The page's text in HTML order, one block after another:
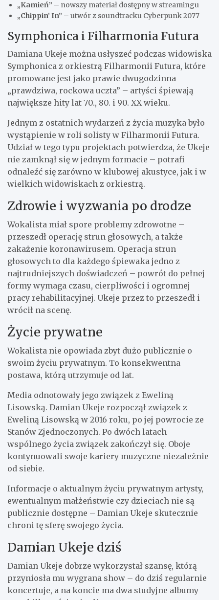
„Kamień” – nowszy materiał dostępny w streamingu
„Chippin’ In” – utwór z soundtracku Cyberpunk 2077
Symphonica i Filharmonia Futura
Damiana Ukeje można usłyszeć podczas widowiska
Symphonica z orkiestrą Filharmonii Futura, które
promowane jest jako prawie dwugodzinna
„prawdziwa, rockowa uczta” – artyści śpiewają
największe hity lat 70., 80. i 90. XX wieku.
Jednym z ostatnich wydarzeń z życia muzyka było
wystąpienie w roli solisty w Filharmonii Futura.
Udział w tego typu projektach potwierdza, że Ukeje
nie zamknął się w jednym formacie – potrafi
odnaleźć się zarówno w klubowej akustyce, jak i w
wielkich widowiskach z orkiestrą.
Zdrowie i wyzwania po drodze
Wokalista miał spore problemy zdrowotne –
przeszedł operację strun głosowych, a także
zakażenie koronawirusem. Operacja strun
głosowych to dla każdego śpiewaka jedno z
najtrudniejszych doświadczeń – powrót do pełnej
formy wymaga czasu, cierpliwości i ogromnej
pracy rehabilitacyjnej. Ukeje przez to przeszedł i
wrócił na scenę.
Życie prywatne
Wokalista nie opowiada zbyt dużo publicznie o
swoim życiu prywatnym. To konsekwentna
postawa, którą utrzymuje od lat.
Media odnotowały jego związek z Eweliną
Lisowską. Damian Ukeje rozpoczął związek z
Eweliną Lisowską w 2016 roku, po jej powrocie ze
Stanów Zjednoczonych. Po dwóch latach
wspólnego życia związek zakończył się. Oboje
kontynuowali swoje kariery muzyczne niezależnie
od siebie.
Informacje o aktualnym życiu prywatnym artysty,
ewentualnym małżeństwie czy dzieciach nie są
publicznie dostępne – Damian Ukeje skutecznie
chroni tę sferę swojego życia.
Damian Ukeje dziś
Damian Ukeje dobrze wykorzystał szansę, którą
przyniosła mu wygrana show – do dziś regularnie
koncertuje, a na koncie ma dwa studyjne albumy